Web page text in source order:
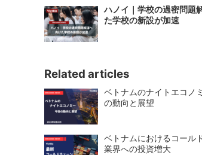
ハノイ｜学校の過密問題
た学校の新設が加速
Related articles
ベトナムのナイトエコノ
の動向と展望
ベトナムにおけるコール
業界への投資増大